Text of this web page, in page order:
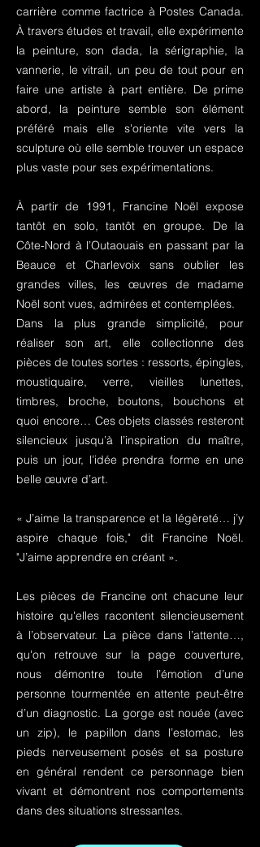
carrière comme factrice à Postes Canada.
À travers études et travail, elle expérimente
la peinture, son dada, la sérigraphie, la
vannerie, le vitrail, un peu de tout pour en
faire une artiste à part entière. De prime
abord, la peinture semble son élément
préféré mais elle s'oriente vite vers la
sculpture où elle semble trouver un espace
plus vaste pour ses expérimentations.
À partir de 1991, Francine Noël expose
tantôt en solo, tantôt en groupe. De la
Côte-Nord à l’Outaouais en passant par la
Beauce et Charlevoix sans oublier les
grandes villes, les œuvres de madame
Noël sont vues, admirées et contemplées.
Dans la plus grande simplicité, pour
réaliser son art, elle collectionne des
pièces de toutes sortes : ressorts, épingles,
moustiquaire, verre, vieilles lunettes,
timbres, broche, boutons, bouchons et
quoi encore… Ces objets classés resteront
silencieux jusqu’à l’inspiration du maître,
puis un jour, l’idée prendra forme en une
belle œuvre d’art.
« J’aime la transparence et la légèreté… j’y
aspire chaque fois," dit Francine Noël.
"J’aime apprendre en créant ».
Les pièces de Francine ont chacune leur
histoire qu'elles racontent silencieusement
à l’observateur. La pièce dans l’attente…,
qu'on retrouve sur la page couverture,
nous démontre toute l’émotion d’une
personne tourmentée en attente peut-être
d’un diagnostic. La gorge est nouée (avec
un zip), le papillon dans l’estomac, les
pieds nerveusement posés et sa posture
en général rendent ce personnage bien
vivant et démontrent nos comportements
dans des situations stressantes.